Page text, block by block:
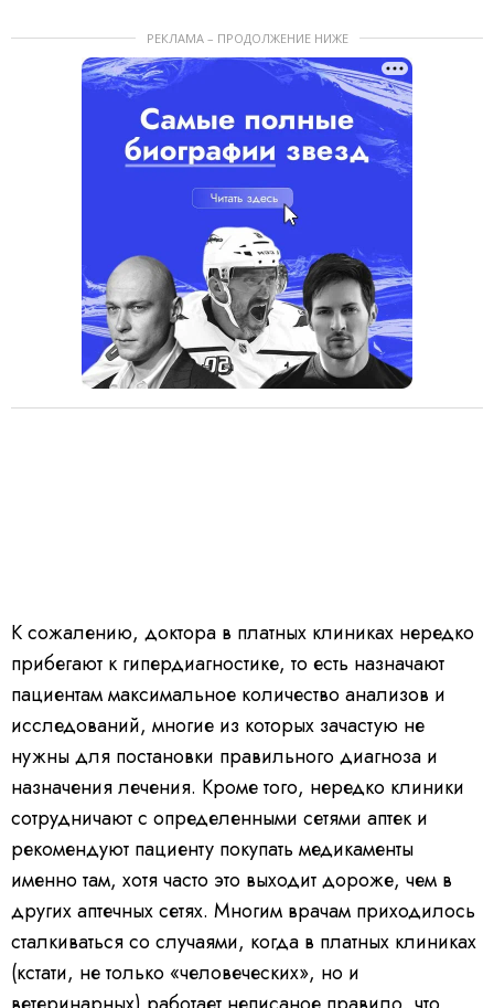
РЕКЛАМА – ПРОДОЛЖЕНИЕ НИЖЕ
К сожалению, доктора в платных клиниках нередко
прибегают к гипердиагностике, то есть назначают
пациентам максимальное количество анализов и
исследований, многие из которых зачастую не
нужны для постановки правильного диагноза и
назначения лечения. Кроме того, нередко клиники
сотрудничают с определенными сетями аптек и
рекомендуют пациенту покупать медикаменты
именно там, хотя часто это выходит дороже, чем в
других аптечных сетях. Многим врачам приходилось
сталкиваться со случаями, когда в платных клиниках
(кстати, не только «человеческих», но и